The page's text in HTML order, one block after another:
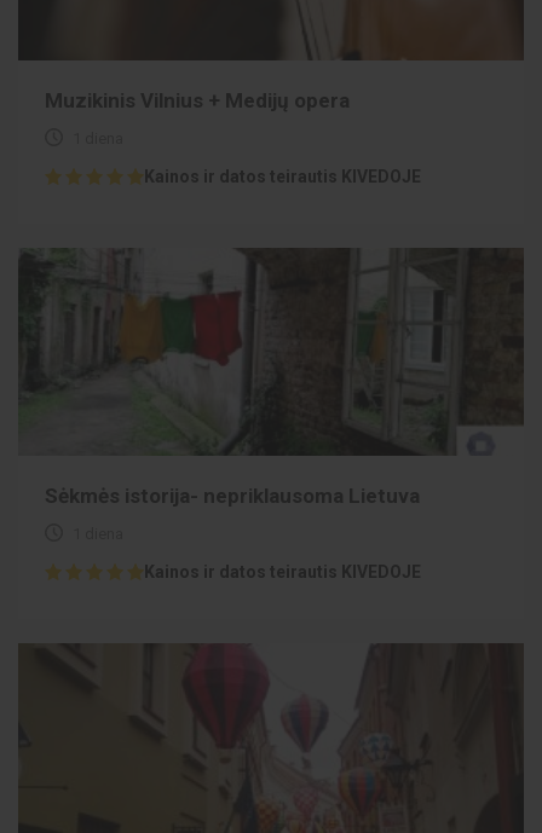
Muzikinis Vilnius + Medijų opera
Kainos ir datos teirautis KIVEDOJE
Sėkmės istorija- nepriklausoma Lietuva
Kainos ir datos teirautis KIVEDOJE